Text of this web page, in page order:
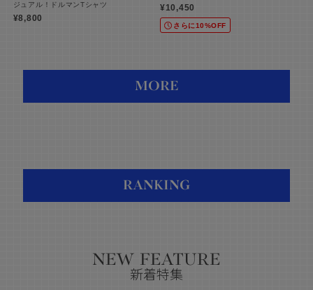
ジュアル！ドルマンTシャツ
¥8,800
¥10,450
さらに10%OFF
MORE
RANKING
NEW FEATURE
新着特集